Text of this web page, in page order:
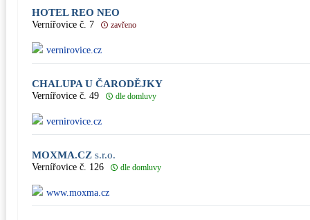
HOTEL REO NEO
Vernířovice č. 7 zavřeno
vernirovice.cz
CHALUPA U ČARODĚJKY
Vernířovice č. 49 dle domluvy
vernirovice.cz
MOXMA.CZ s.r.o.
Vernířovice č. 126 dle domluvy
www.moxma.cz